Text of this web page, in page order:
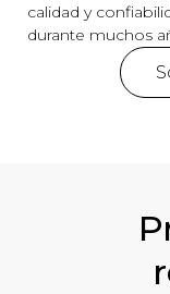
calidad y
durante muchos